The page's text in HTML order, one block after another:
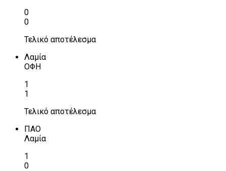
0
0
Τελικό αποτέλεσμα
Λαμία
ΟΦΗ
1
1
Τελικό αποτέλεσμα
ΠΑΟ
Λαμία
1
0